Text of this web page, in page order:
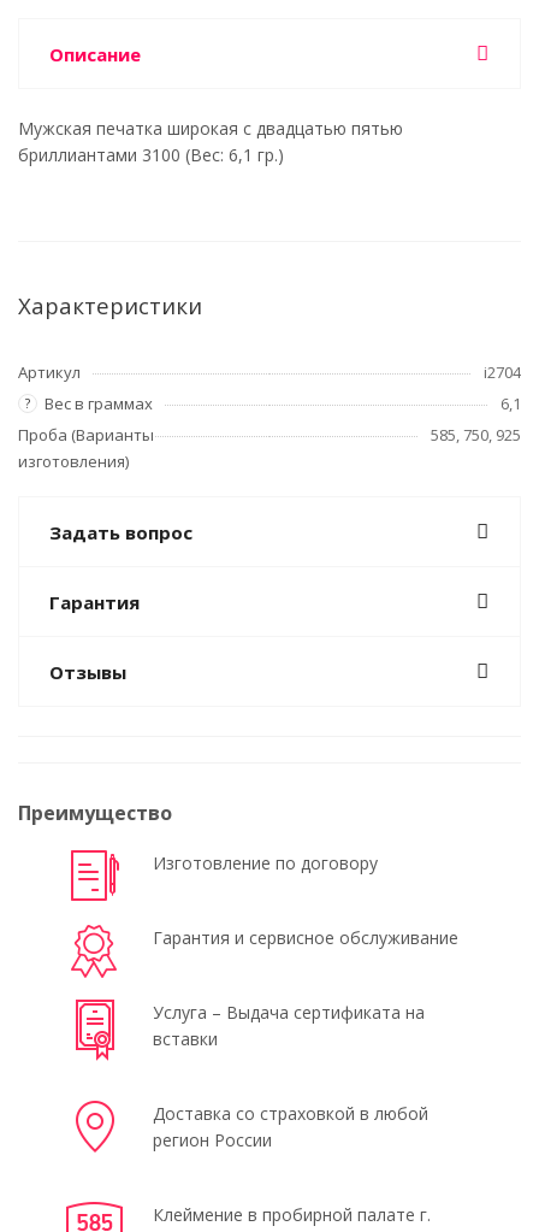
Описание
Мужская печатка широкая с двадцатью пятью
бриллиантами 3100 (Вес: 6,1 гр.)
Характеристики
Артикул i2704
? Вес в граммах
6,1
Проба (Варианты
изготовления)
585, 750, 925
Задать вопрос
Гарантия
Отзывы
Преимущество
Изготовление по договору
Гарантия и сервисное обслуживание
Услуга – Выдача сертификата на
вставки
Доставка со страховкой в любой
регион России
Клеймение в пробирной палате г.